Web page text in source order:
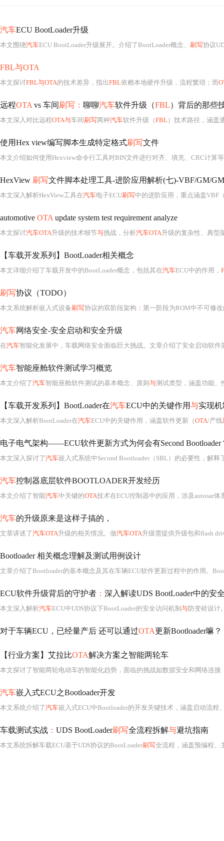
汽车ECU BootLoader升级
本文围绕汽车ECU BootLoader升级展开。介绍了BootLoader概念、 刷写协议
FBL与OTA
本文探讨FBL与OTA的技术差异，指出FBL依赖本地硬件升级，流程繁琐；而
远程OTA vs 车间刷写： 聊聊汽车软件升级（FBL）背后的那些
本文深入对比远程OTA与车间刷写两种汽车软件升级（FBL）技术路径，涵盖
使用Hex view编写脚本生成特定格式刷写文件
本文介绍如何使用Hexview命令行工具对BIN文件进行对齐、填充、CRC计算
HexView 刷写文件脚本处理工具-进阶应用解析(七)-VBF/GM/
本文深入解析HexView工具在汽车电子ECU刷写中的进阶应用，重点涵盖VBF
automotive OTA update system test requirement analyze
本文探讨汽车OTA升级的技术细节与挑战，分析汽车OTA升级的复杂性、典型架构、系统
【车载开发系列】BootLoader相关概念
本文详细介绍了车载开发中的BootLoader概念，包括其在汽车ECU中的作用，
刷写协议（TODO）
本文系统解析嵌入式设备刷写协议的双阶段架构 ： 第一阶段为ROM中不可修改的硬件级Bootloader（如
汽车网络安全-安全启动和安全升级
在汽车智能化发展中，车载网络安全面临巨大挑战。文章介绍了安全启动软件
汽车智能座舱软件测试学习概览
本文介绍了汽车智能座舱软件测试的基本概念、原则 与测试类型，涵盖功能、性能、兼容性、安全
【车载开发系列】BootLoader在汽车ECU中的关键作用与实现
本文深入解析BootLoader在汽车ECU中的关键作用，涵盖软件更新（OTA/产线
电子电气架构——ECU软件更新方式为何会有Second Bootloader
本文深入探讨了汽车嵌入式系统中Second Bootloader（SBL）的必要性，解释
汽车控制器底层软件BOOTLOADER开发经历
本文介绍了智能汽车中关键的OTA技术在ECU控制器中的应用，涉及autosar体
汽车的升级原来是这样子搞的，
文章讲述了汽车OTA升级的相关情况。做汽车OTA升级需提供升级包和flash
Bootloader 相关概念理解及测试用例设计
ECU软件升级背后的守护者 ： 深入解读UDS BootLoader中的安
本文深入解析汽车ECU中UDS协议下BootLoader的安全访问机制 与防变砖设计
对于车辆ECU，已经量产后 还可以通过OTA更新Bootloader嘛？
【行业方案】艾拉比OTA解决方案之智能两轮车
汽车嵌入式ECU之Bootloader开发
本文系统介绍了汽车嵌入式ECU中Bootloader的开发关键技术，涵盖启动流程、内
车载测试实战 ： UDS BootLoader刷写全流程拆解与避坑指南
本文系统拆解车载ECU基于UDS协议的BootLoader刷写全流程，涵盖预编程、主编程和后编